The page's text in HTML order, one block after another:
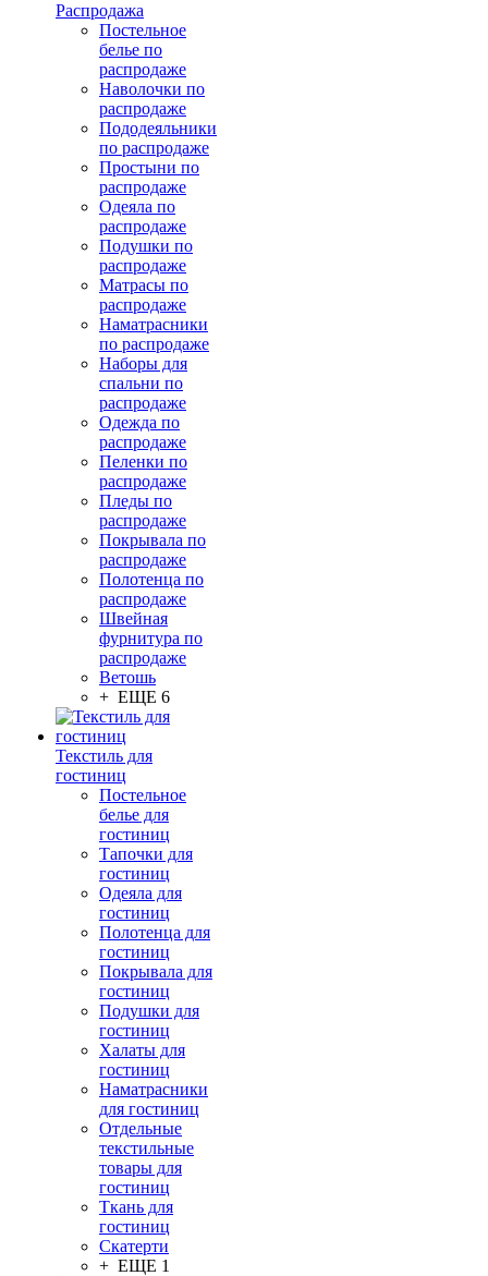
Распродажа
Постельное
белье по
распродаже
Наволочки по
распродаже
Пододеяльники
по распродаже
Простыни по
распродаже
Одеяла по
распродаже
Подушки по
распродаже
Матрасы по
распродаже
Наматрасники
по распродаже
Наборы для
спальни по
распродаже
Одежда по
распродаже
Пеленки по
распродаже
Пледы по
распродаже
Покрывала по
распродаже
Полотенца по
распродаже
Швейная
фурнитура по
распродаже
Ветошь
+ ЕЩЕ 6
Текстиль для
гостиниц
Постельное
белье для
гостиниц
Тапочки для
гостиниц
Одеяла для
гостиниц
Полотенца для
гостиниц
Покрывала для
гостиниц
Подушки для
гостиниц
Халаты для
гостиниц
Наматрасники
для гостиниц
Отдельные
текстильные
товары для
гостиниц
Ткань для
гостиниц
Скатерти
+ ЕЩЕ 1